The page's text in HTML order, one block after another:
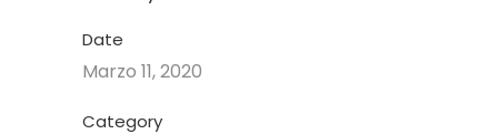
Date
Marzo 11, 2020
Category